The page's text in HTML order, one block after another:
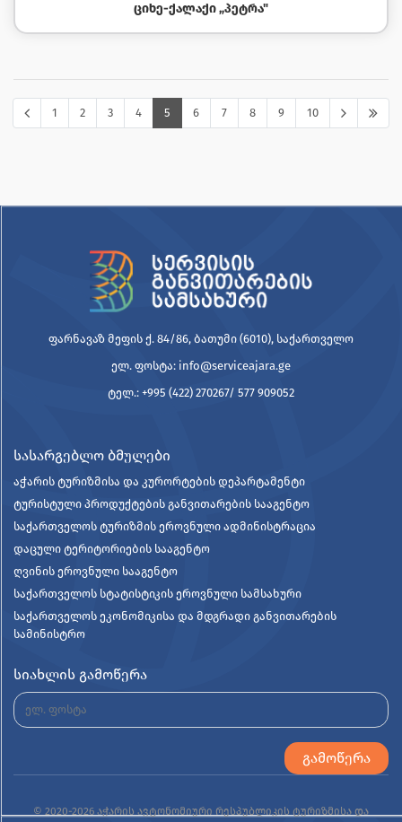
ᲪᲘᲮᲔ-ᲥᲐᲚᲐᲥᲘ „ᲞᲔᲢᲠᲐ"
1 2 3 4 5 6 7 8 9 10
ფარნავაზ მეფის ქ. 84/86, ბათუმი (6010), საქართველო
ელ. ფოსტა: info@serviceajara.ge
ტელ.: +995 (422) 270267/ 577 909052
სასარგებლო ბმულები
აჭარის ტურიზმისა და კურორტების დეპარტამენტი
ტურისტული პროდუქტების განვითარების სააგენტო
საქართველოს ტურიზმის ეროვნული ადმინისტრაცია
დაცული ტერიტორიების სააგენტო
ღვინის ეროვნული სააგენტო
საქართველოს სტატისტიკის ეროვნული სამსახური
საქართველოს ეკონომიკისა და მდგრადი განვითარების
სამინისტრო
სიახლის გამოწერა
© 2020-2026 აჭარის ავტონომიური რესპუბლიკის ტურიზმისა და